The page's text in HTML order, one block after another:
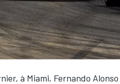
à Miami, Fernando Alonso